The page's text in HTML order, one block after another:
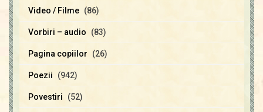
Video / Filme (86)
Vorbiri – audio (83)
Pagina copiilor (26)
Poezii (942)
Povestiri (52)